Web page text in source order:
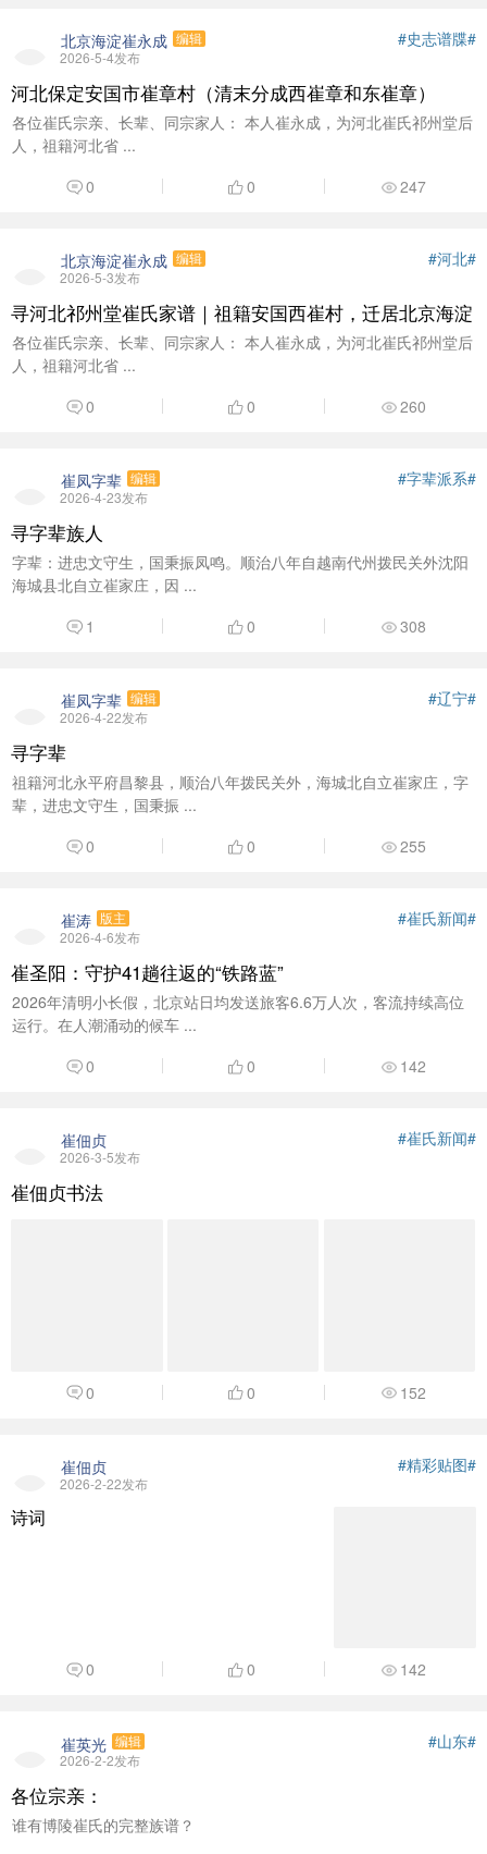
北京海淀崔永成 编辑
2026-5-4发布
#史志谱牒#
河北保定安国市崔章村（清末分成西崔章和东崔章）
各位崔氏宗亲、长辈、同宗家人： 本人崔永成，为河北崔氏祁州堂后
人，祖籍河北省 ...
0
0 247
北京海淀崔永成 编辑
2026-5-3发布
#河北#
寻河北祁州堂崔氏家谱｜祖籍安国西崔村，迁居北京海淀
各位崔氏宗亲、长辈、同宗家人： 本人崔永成，为河北崔氏祁州堂后
人，祖籍河北省 ...
0
0 260
崔凤字辈 编辑
2026-4-23发布
#字辈派系#
寻字辈族人
字辈：进忠文守生，国秉振凤鸣。顺治八年自越南代州拨民关外沈阳
海城县北自立崔家庄，因 ...
1
0 308
崔凤字辈 编辑
2026-4-22发布
#辽宁#
寻字辈
祖籍河北永平府昌黎县，顺治八年拨民关外，海城北自立崔家庄，字
辈，进忠文守生，国秉振 ...
0
0 255
崔涛 版主
2026-4-6发布
#崔氏新闻#
崔圣阳：守护41趟往返的“铁路蓝”
2026年清明小长假，北京站日均发送旅客6.6万人次，客流持续高位
运行。在人潮涌动的候车 ...
0
0 142
崔佃贞
2026-3-5发布
#崔氏新闻#
崔佃贞书法
0 0 152
崔佃贞
2026-2-22发布
#精彩贴图#
诗词
0 0 142
崔英光 编辑
2026-2-2发布
#山东#
各位宗亲：
谁有博陵崔氏的完整族谱？